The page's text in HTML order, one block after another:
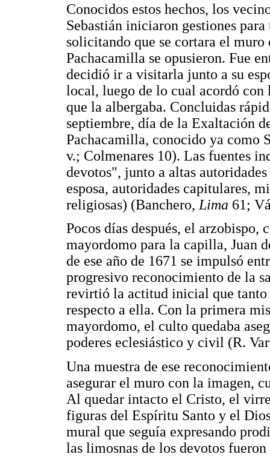
Conocidos estos hechos, los
Sebastián iniciaron gestiones
solicitando que se cortara el muro
Pachacamilla se opusieron. Fue
decidió ir a visitarla junto a su
local, luego de lo cual acordó
que la albergaba. Concluidas
septiembre, día de la Exaltación
Pachacamilla, conocido ya como
v.; Colmenares 10). Las fuentes
devotos", junto a altas
esposa, autoridades capitulares,
religiosas) (Banchero, Lima 61;
Pocos días después, el
mayordomo para la capilla, Juan
de ese año de 1671 se impulsó
progresivo reconocimiento de la
revirtió la actitud inicial que tanto
respecto a ella. Con la primera
mayordomo, el culto quedaba
poderes eclesiástico y civil (R.
Una muestra de ese
asegurar el muro con la imagen,
Al quedar intacto el Cristo, el
figuras del Espíritu Santo y el
mural que seguía expresando
las limosnas de los devotos